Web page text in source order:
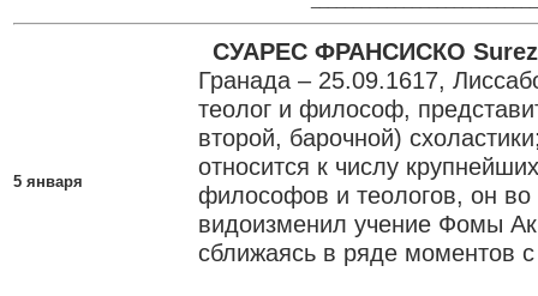
5 января
СУАРЕС ФРАНСИСКО Surez
Гранада – 25.09.1617,
теолог и философ,
второй, барочной)
относится к числу
философов и теологов, он во
видоизменил учение Фомы
сближаясь в ряде моментов